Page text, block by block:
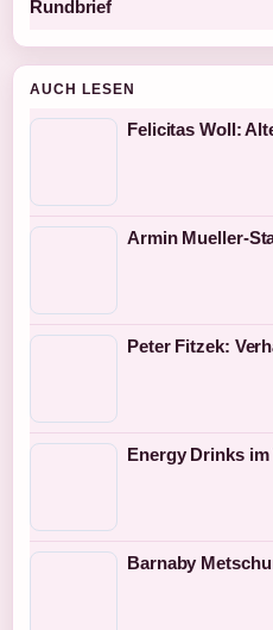
Rundbrief
AUCH LESEN
Felicitas Woll:
Armin Mueller-
Peter Fitzek:
Energy Drinks
Barnaby